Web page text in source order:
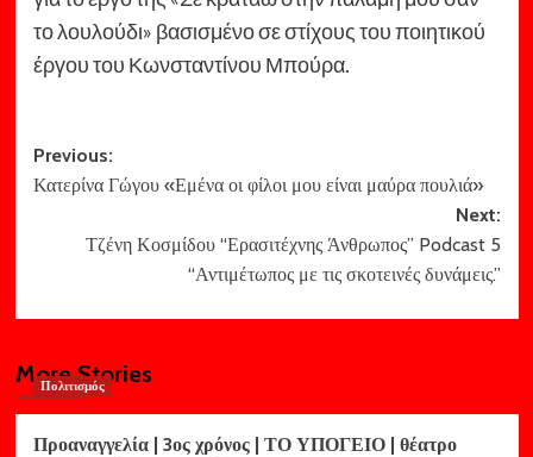
το λουλούδι» βασισμένο σε στίχους του ποιητικού
έργου του Κωνσταντίνου Μπούρα.
Post
navigation
Previous:
Κατερίνα Γώγου «Εμένα οι φίλοι μου είναι μαύρα πουλιά»
Next:
Τζένη Κοσμίδου “Ερασιτέχνης Άνθρωπος” Podcast 5
“Αντιμέτωπος με τις σκοτεινές δυνάμεις.”
More Stories
Πολιτισμός
Προαναγγελία | 3ος χρόνος | ΤΟ ΥΠΟΓΕΙΟ | θέατρο